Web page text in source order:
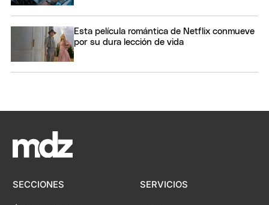
Esta película romántica de Netflix conmueve
por su dura lección de vida
SECCIONES SERVICIOS